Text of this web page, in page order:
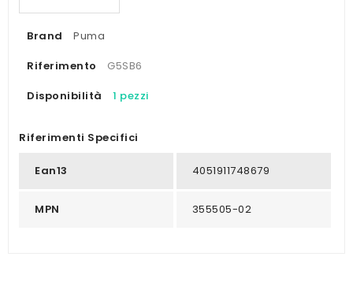
Brand
Puma
Riferimento
G5SB6
Disponibilità
1 pezzi
Riferimenti Specifici
Ean13 4051911748679
MPN 355505-02